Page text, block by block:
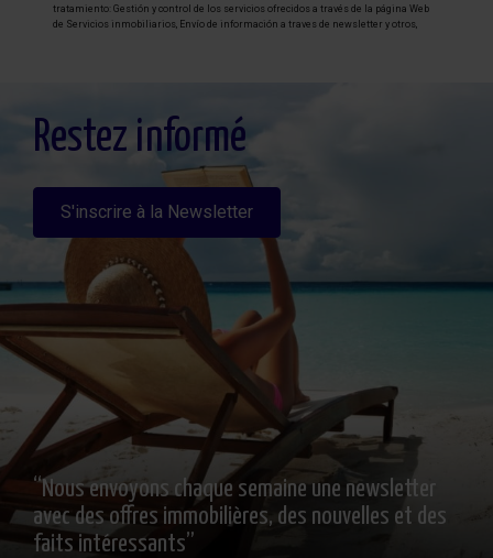
tratamiento: Gestión y control de los servicios ofrecidos a través de la página Web
de Servicios inmobiliarios, Envío de información a traves de newsletter y otros,
detallada sobre protección de datos
Aquí.
Restez informé
S'inscrire à la Newsletter
“Nous envoyons chaque semaine une newsletter
avec des offres immobilières, des nouvelles et des
faits intéressants”